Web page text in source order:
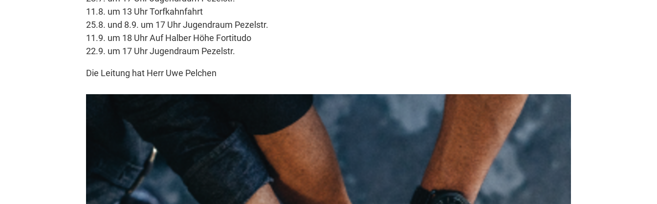
11.8. um 13 Uhr Torfkahnfahrt
25.8. und 8.9. um 17 Uhr Jugendraum Pezelstr.
11.9. um 18 Uhr Auf Halber Höhe Fortitudo
22.9. um 17 Uhr Jugendraum Pezelstr.
Die Leitung hat Herr Uwe Pelchen